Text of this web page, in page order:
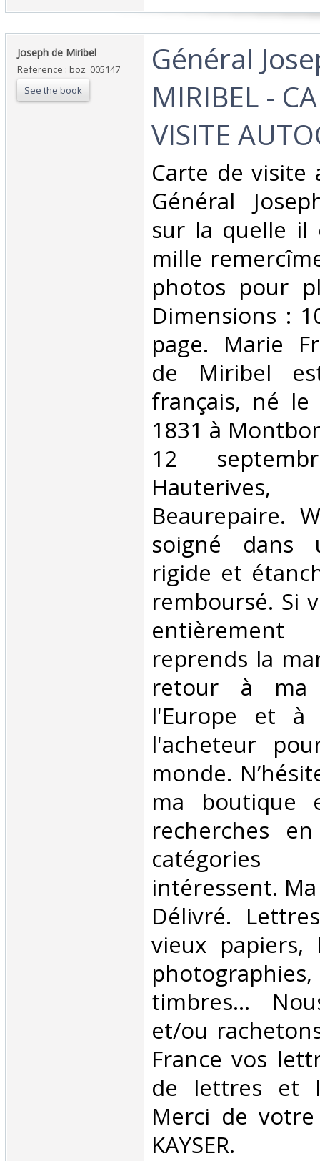
‎Joseph de Miribel‎
Reference : boz_005147
See the book
‎Général
MIRIBEL -
VISITE
‎Carte de visite
Général
sur la quelle il
mille
photos pour
Dimensions :
page. Marie
de Miribel
français, né le
1831 à
12
Beaurepaire.
soigné dans
rigide et
remboursé. Si
reprends la
retour à ma
l'Europe et à
l'acheteur
monde.
ma boutique
recherches
intéressent.
Délivré.
vieux papiers,
timbres…
et/ou
France vos
de lettres et
Merci de
KAYSER.‎